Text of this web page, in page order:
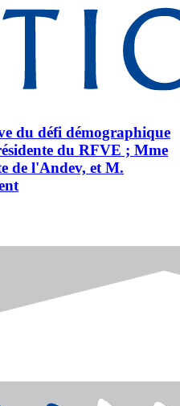
du défi démographique
du RFVE ; Mme
de l'Andev, et M.